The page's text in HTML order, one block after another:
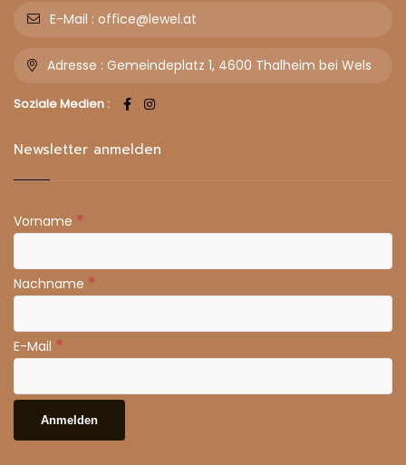
E-Mail : office@lewel.at
Adresse : Gemeindeplatz 1, 4600 Thalheim bei Wels
Soziale Medien :
Newsletter anmelden
Vorname *
Nachname *
E-Mail *